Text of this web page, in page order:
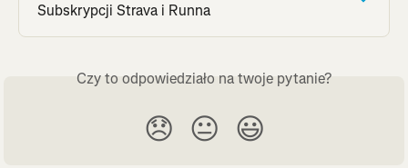
Subskrypcji Strava i Runna
Czy to odpowiedziało na twoje pytanie?
😞 😐 😃